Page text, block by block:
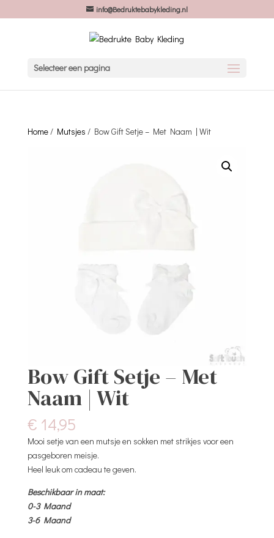
info@Bedruktebabykleding.nl
Selecteer een pagina
Home/ Mutsjes / Bow Gift Setje – Met Naam | Wit
Bow Gift Setje – Met
Naam | Wit
€ 14,95
Mooi setje van een mutsje en sokken met strikjes voor een
pasgeboren meisje.
Heel leuk om cadeau te geven.
Beschikbaar in maat:
0-3 Maand
3-6 Maand